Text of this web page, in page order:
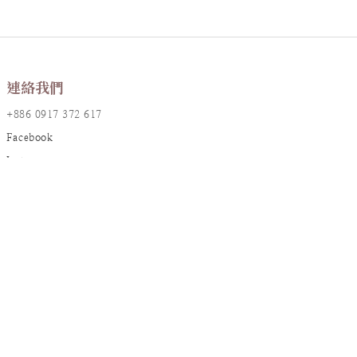
連絡我們
+886 0917 372 617
Facebook
Instagram